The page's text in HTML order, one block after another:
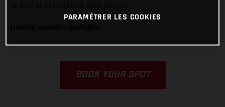
BOOK YOUR SPOT
PARAMÉTRER LES COOKIES